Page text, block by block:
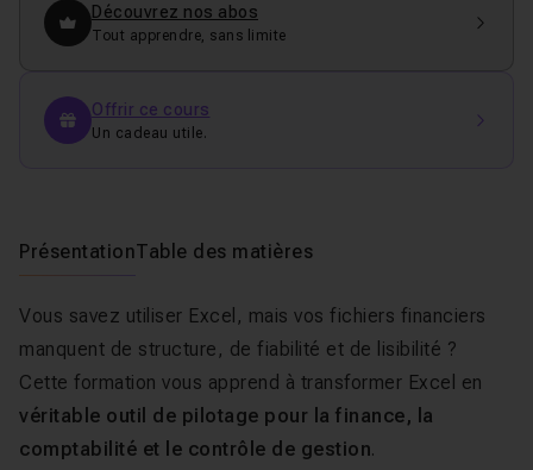
Découvrez nos abos
Tout apprendre, sans limite
Offrir ce cours
Un cadeau utile.
PrésentationTable des matières
Vous savez utiliser Excel, mais vos fichiers financiers
manquent de structure, de fiabilité et de lisibilité ?
Cette formation vous apprend à transformer Excel en
véritable outil de pilotage pour la finance, la
comptabilité et le contrôle de gestion.